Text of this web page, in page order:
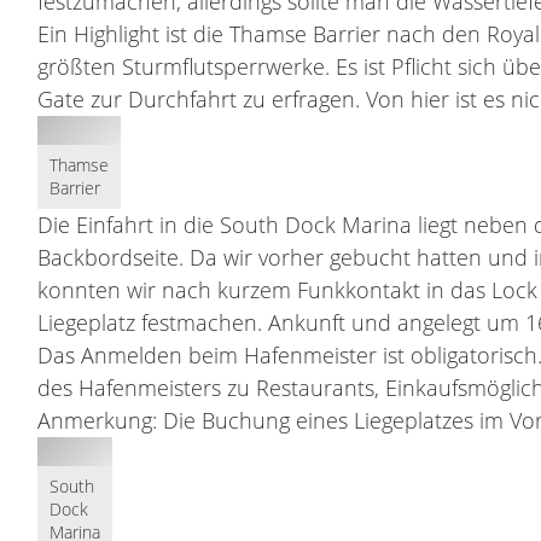
Ein Highlight ist die Thamse Barrier nach den
größten Sturmflutsperrwerke. Es ist Pflicht sich
Gate zur Durchfahrt zu erfragen. Von hier ist es
Thamse
Barrier
Die Einfahrt in die South Dock Marina liegt neben
Backbordseite. Da wir vorher gebucht hatten
konnten wir nach kurzem Funkkontakt in das
Liegeplatz festmachen. Ankunft und angelegt um
Das Anmelden beim Hafenmeister ist
des Hafenmeisters zu Restaurants,
Anmerkung: Die Buchung eines Liegeplatzes im
South
Dock
Marina